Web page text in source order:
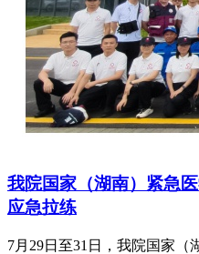
我院国家（湖南）紧急
应急拉练
7月29日至31日，我院国家